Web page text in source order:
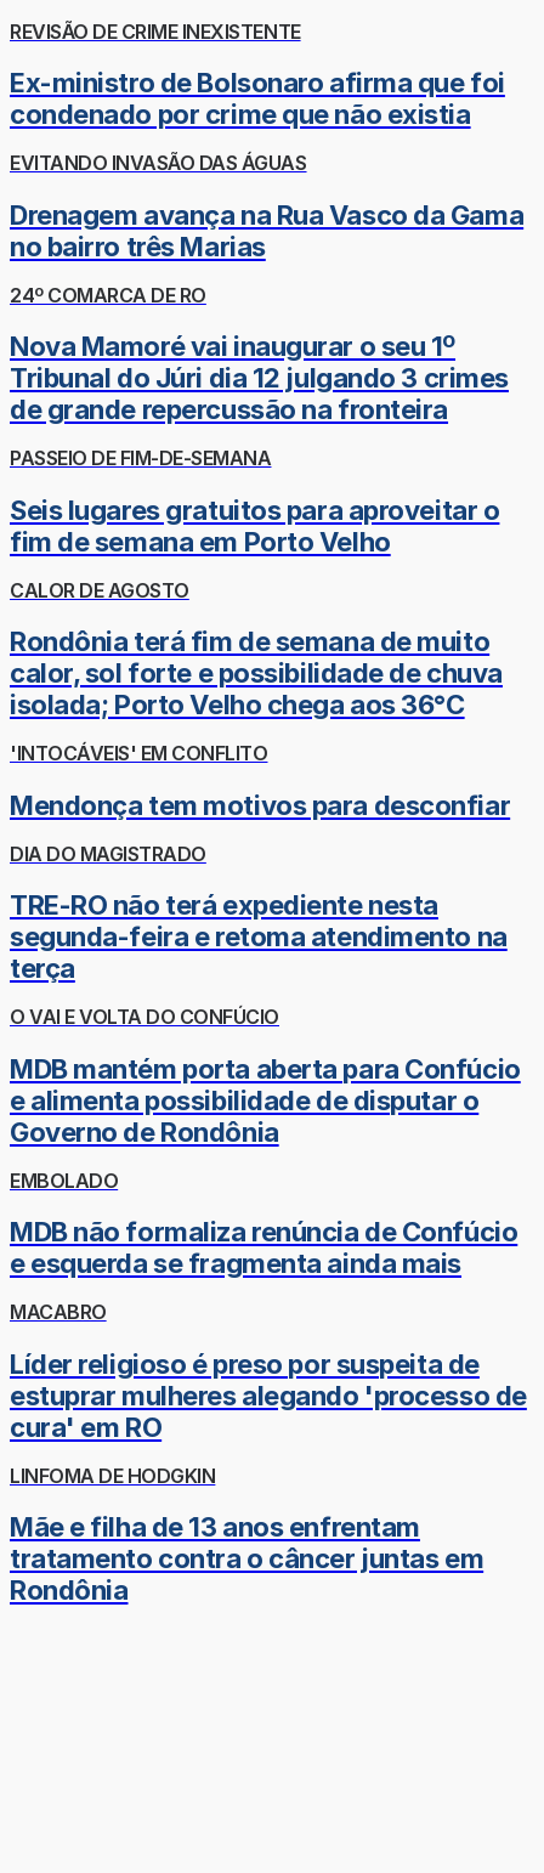
REVISÃO DE CRIME INEXISTENTE
Ex-ministro de Bolsonaro afirma que foi
condenado por crime que não existia
EVITANDO INVASÃO DAS ÁGUAS
Drenagem avança na Rua Vasco da Gama
no bairro três Marias
24º COMARCA DE RO
Nova Mamoré vai inaugurar o seu 1º
Tribunal do Júri dia 12 julgando 3 crimes
de grande repercussão na fronteira
PASSEIO DE FIM-DE-SEMANA
Seis lugares gratuitos para aproveitar o
fim de semana em Porto Velho
CALOR DE AGOSTO
Rondônia terá fim de semana de muito
calor, sol forte e possibilidade de chuva
isolada; Porto Velho chega aos 36°C
'INTOCÁVEIS' EM CONFLITO
Mendonça tem motivos para desconfiar
DIA DO MAGISTRADO
TRE-RO não terá expediente nesta
segunda-feira e retoma atendimento na
terça
O VAI E VOLTA DO CONFÚCIO
MDB mantém porta aberta para Confúcio
e alimenta possibilidade de disputar o
Governo de Rondônia
EMBOLADO
MDB não formaliza renúncia de Confúcio
e esquerda se fragmenta ainda mais
MACABRO
Líder religioso é preso por suspeita de
estuprar mulheres alegando 'processo de
cura' em RO
LINFOMA DE HODGKIN
Mãe e filha de 13 anos enfrentam
tratamento contra o câncer juntas em
Rondônia